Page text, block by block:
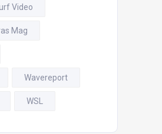
Video
Mag
Wavereport
WSL